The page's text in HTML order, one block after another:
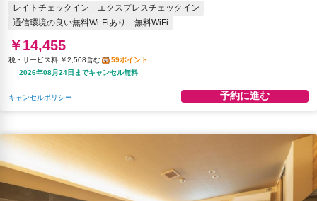
レイトチェックイン
エクスプレスチェックイン
通信環境の良い無料Wi-Fiあり
無料WiFi
￥14,455
税・サービス料 ￥2,508含む
59ポイント
2026年08月24日までキャンセル無料
キャンセルポリシー 予約に進む